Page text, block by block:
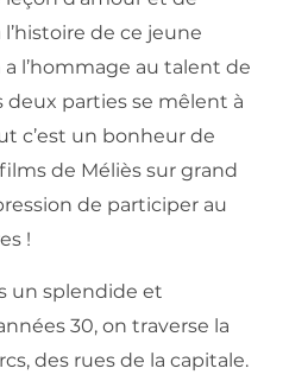
de ce jeune
l’hommage au talent de
deux parties se mêlent à
c’est un bonheur de
de Méliès sur grand
de participer au
!
un splendide et
30, on traverse la
des rues de la capitale.